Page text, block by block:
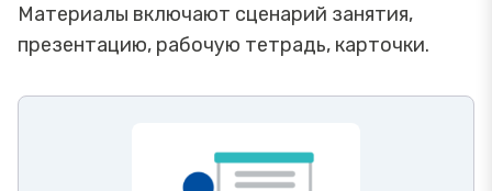
Материалы включают сценарий занятия,
презентацию, рабочую тетрадь, карточки.